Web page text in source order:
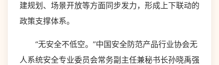
建规划、场景开放等方面同步发力，形成上下联动的
政策支撑体系。
“无安全不低空。”中国安全防范产品行业协会无
人系统安全专业委员会常务副主任兼秘书长孙晓禹强